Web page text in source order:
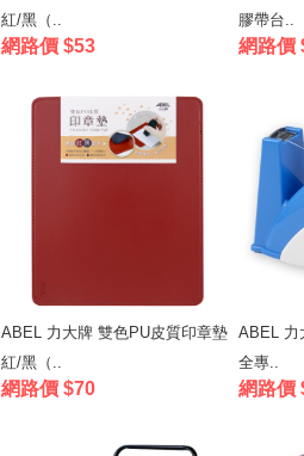
紅/黑（..
網路價 $53
膠帶台..
網路價
ABEL 力大牌 雙色PU皮質印章墊
紅/黑（..
網路價 $70
ABEL 力
全專..
網路價